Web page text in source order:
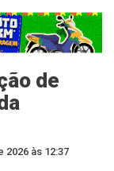
de
2026 às 12:37